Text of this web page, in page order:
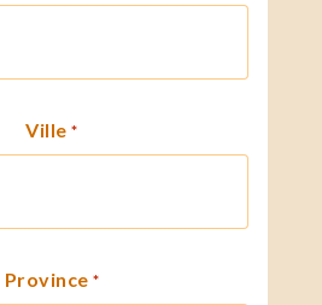
Ville *
Province *